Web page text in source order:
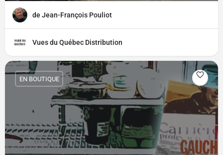
de Jean-François Pouliot
Vues du Québec Distribution
EN BOUTIQUE